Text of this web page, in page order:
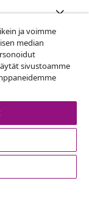
Marketplace
ja voimme
median
sivustoamme